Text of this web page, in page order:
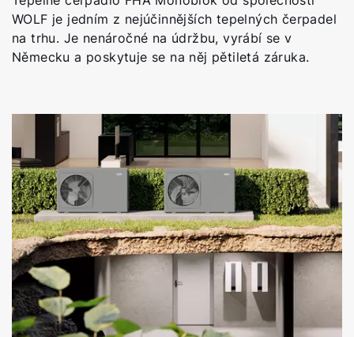
WOLF je jedním z nejúčinnějších tepelných čerpadel
na trhu. Je nenáročné na údržbu, vyrábí se v
Německu a poskytuje se na něj pětiletá záruka.